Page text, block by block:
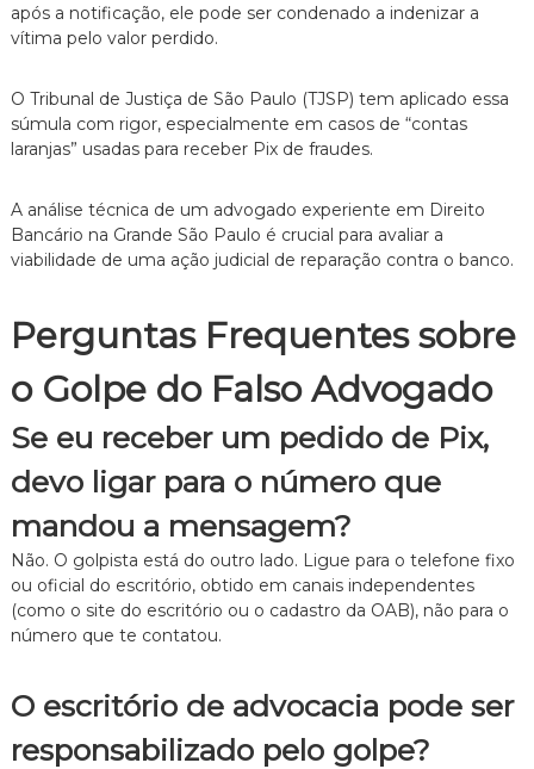
após a notificação,ele pode ser condenado a indenizar a
vítima pelo valor perdido.
O Tribunal de Justiça de São Paulo (TJSP) tem aplicado essa
súmula com rigor,especialmente em casos de “contas
laranjas” usadas para receber Pix de fraudes.
A análise técnica de um advogado experiente em Direito
Bancário na Grande São Paulo é crucial para avaliar a
viabilidade de uma ação judicial de reparação contra o banco.
Perguntas Frequentes sobre
o Golpe do Falso Advogado
Se eu receber um pedido de Pix,
devo ligar para o número que
mandou a mensagem?
Não. O golpista está do outro lado. Ligue para o telefone fixo
ou oficial do escritório,obtido em canais independentes
(como o site do escritório ou o cadastro da OAB),não para o
número que te contatou.
O escritório de advocacia pode ser
responsabilizado pelo golpe?